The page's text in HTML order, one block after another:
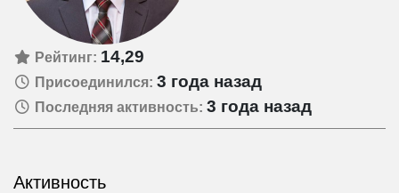
Рейтинг: 14,29
Присоединился: 3 года назад
Последняя активность: 3 года назад
Активность